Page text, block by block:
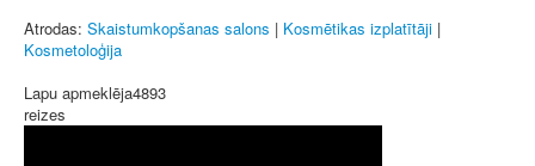
Atrodas: Skaistumkopšanas salons | Kosmētikas izplatītāji |
Kosmetoloģija
Lapu apmeklēja4893
reizes